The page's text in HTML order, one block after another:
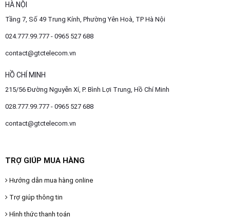
HÀ NỘI
Tầng 7, Số 49 Trung Kính, Phường Yên Hoà, TP Hà Nội
024.777.99.777 - 0965 527 688
contact@gtctelecom.vn
HỒ CHÍ MINH
215/56 Đường Nguyễn Xí, P. Bình Lợi Trung, Hồ Chí Minh
028.777.99.777 - 0965 527 688
contact@gtctelecom.vn
TRỢ GIÚP MUA HÀNG
Hướng dẫn mua hàng online
Trợ giúp thông tin
Hình thức thanh toán